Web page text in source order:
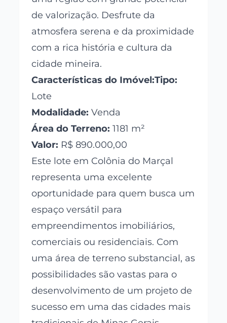
de valorização. Desfrute da
atmosfera serena e da proximidade
com a rica história e cultura da
cidade mineira.
Características do Imóvel:Tipo:
Lote
Modalidade: Venda
Área do Terreno: 1181 m²
Valor: R$ 890.000,00
Este lote em Colônia do Marçal
representa uma excelente
oportunidade para quem busca um
espaço versátil para
empreendimentos imobiliários,
comerciais ou residenciais. Com
uma área de terreno substancial, as
possibilidades são vastas para o
desenvolvimento de um projeto de
sucesso em uma das cidades mais